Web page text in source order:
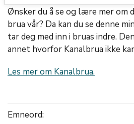
Ønsker du å se og lære mer om
brua vår? Da kan du se denne
tar deg med inn i bruas indre.
annet hvorfor Kanalbrua ikke
Les mer om Kanalbrua.
Emneord: